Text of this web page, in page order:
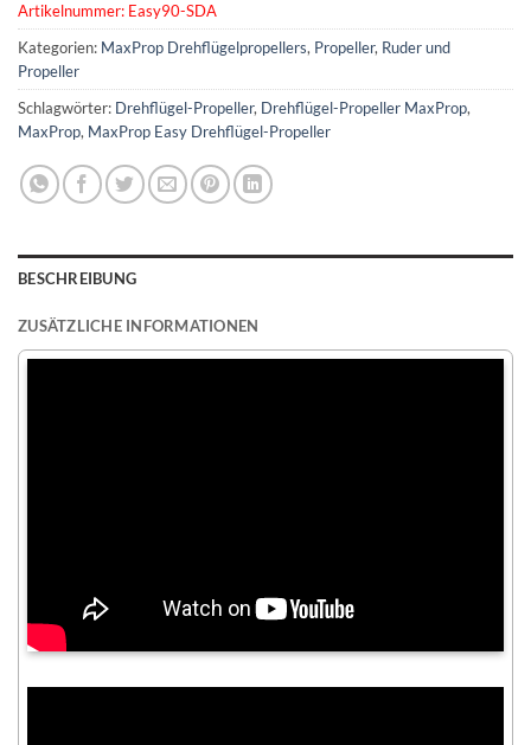
Artikelnummer: Easy90-SDA
Kategorien: MaxProp Drehflügelpropellers, Propeller, Ruder und
Propeller
Schlagwörter: Drehflügel-Propeller, Drehflügel-Propeller MaxProp,
MaxProp, MaxProp Easy Drehflügel-Propeller
BESCHREIBUNG
ZUSÄTZLICHE INFORMATIONEN